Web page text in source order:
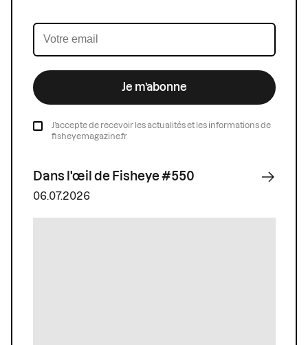
Je m’abonne
J’accepte de recevoir les actualités et les informations de
fisheyemagazine.fr
Dans l'œil de Fisheye #550
06.07.2026